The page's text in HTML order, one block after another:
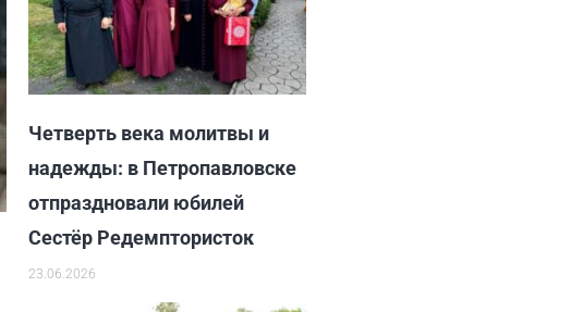
Четверть века молитвы и
надежды: в Петропавловске
отпраздновали юбилей
Сестёр Редемптористок
23.06.2026